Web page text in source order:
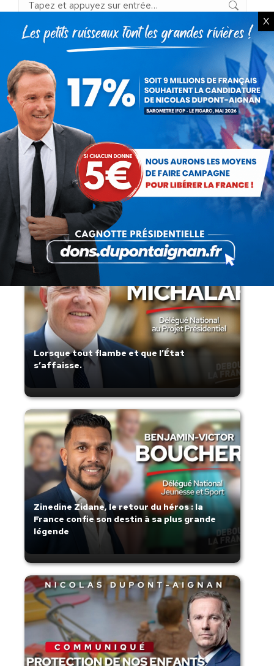
Articles récents
Présomption de légitimité de l’usage des
armes par les forces de l’ordre
Lorsque tout flambe et que l’État
s’affaisse.
Zinedine Zidane, le retour du héros : la
France confie son destin à sa plus grande
légende
X